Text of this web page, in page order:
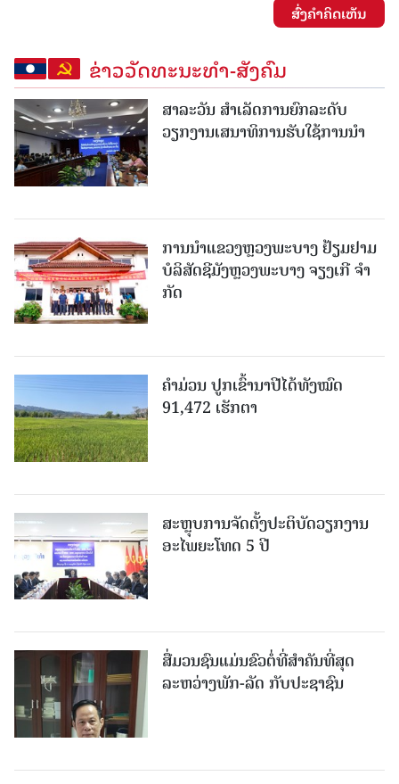
ສົ່ງຄໍາຄິດເຫັນ
ຂ່າວວັດທະນະທຳ-ສັງຄົມ
ສາລະວັນ ສໍາເລັດການຍົກລະດັບ
ວຽກງານເສນາທິການຮັບໃຊ້ການນໍາ
ການນຳແຂວງຫຼວງພະບາງ ຢ້ຽມ​ຢາມ
ບໍ​ລິ​ສັດຊີມັງຫຼວງພະບາງ ຈຽງເກີ ຈໍາ
ກັດ
ຄໍາມ່ວນ ປູກເຂົ້ານາປີໄດ້ທັງໝົດ
91,472 ເຮັກຕາ
ສະຫຼຸບການຈັດຕັ້ງປະຕິບັດວຽກງານ
ອະໄພຍະໂທດ 5 ປີ
ສື່ມວນຊົນແມ່ນຂົວຕໍ່ທີ່ສໍາຄັນທີ່ສຸດ
ລະຫວ່າງພັກ-ລັດ ກັບປະຊາຊົນ